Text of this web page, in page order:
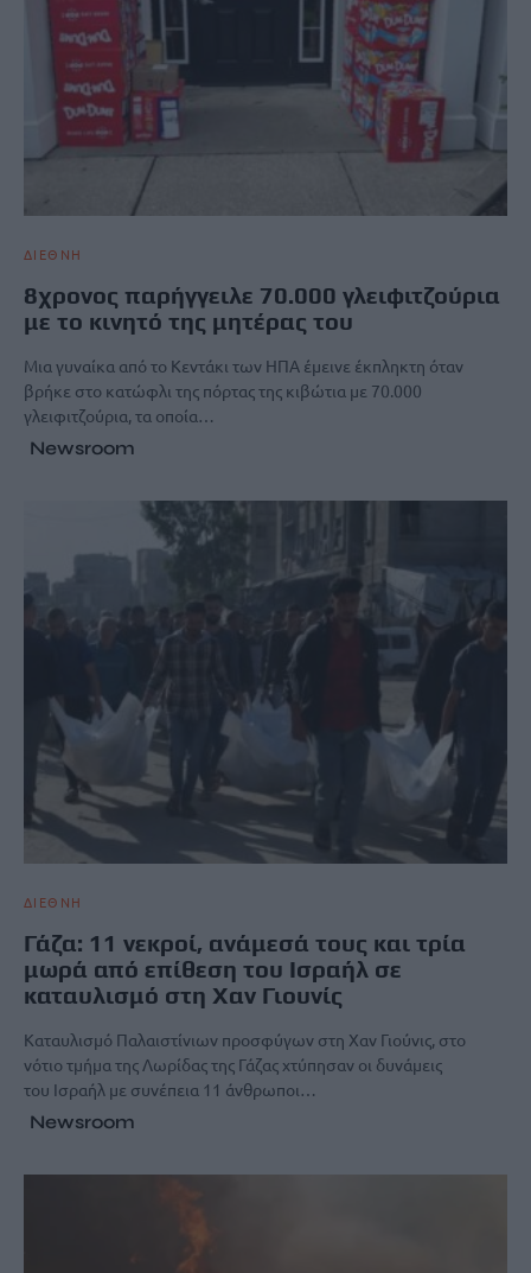
ΔΙΕΘΝΗ
8χρονος παρήγγειλε 70.000 γλειφιτζούρια
με το κινητό της μητέρας του
Μια γυναίκα από το Κεντάκι των ΗΠΑ έμεινε έκπληκτη όταν
βρήκε στο κατώφλι της πόρτας της κιβώτια με 70.000
γλειφιτζούρια, τα οποία…
Newsroom
ΔΙΕΘΝΗ
Γάζα: 11 νεκροί, ανάμεσά τους και τρία
μωρά από επίθεση του Ισραήλ σε
καταυλισμό στη Χαν Γιουνίς
Καταυλισμό Παλαιστίνιων προσφύγων στη Χαν Γιούνις, στο
νότιο τμήμα της Λωρίδας της Γάζας χτύπησαν οι δυνάμεις
του Ισραήλ με συνέπεια 11 άνθρωποι…
Newsroom